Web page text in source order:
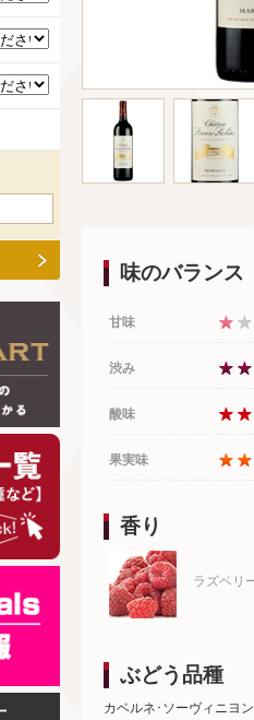
味のバランス
甘味
渋み
酸味
果実味
香り
ラズベリ
ぶどう品種
カベルネ･ソーヴィニヨ